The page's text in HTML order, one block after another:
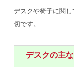
デスクや椅子に関
切です。
デスクの主